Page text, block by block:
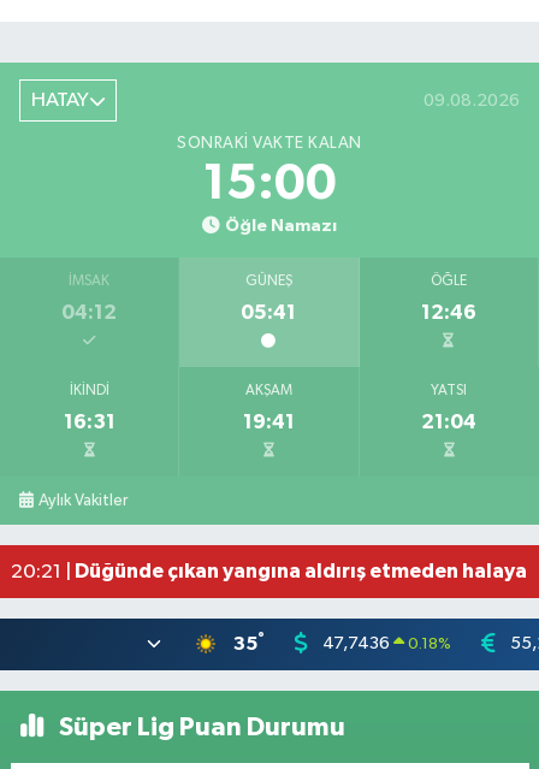
HATAY 09.08.2026
SONRAKI VAKTE KALAN
15:00
Öğle Namazı
İMSAK
04:12
GÜNEŞ
05:41
ÖĞLE
12:46
İKINDI
16:31
AKŞAM
19:41
YATSI
21:04
Aylık Vakitler
Bahçede yaşanan yangında alevler 2 otomobile
21:17 |Salah'ın maaşı açıklandı! İşte devasa ücret
20:21 |
Düğünde çıkan yangına aldırış etmeden
35° 47,7436 0.18%
Süper Lig Puan Durumu